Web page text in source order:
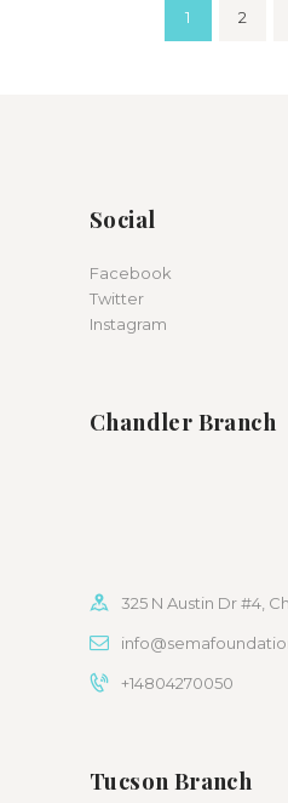
navigation
PAGE
1 PAGE
2
Social
Facebook
Twitter
Instagram
Chandler Branch
325 N Austin Dr #4,
+14804270050
Tucson Branch